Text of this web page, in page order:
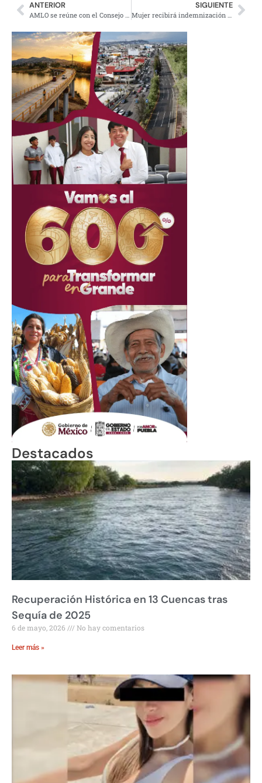
ANTERIOR
AMLO se reúne con el Consejo Mexicano de Negocios
SIGUIENTE
Mujer recibirá indemnización de Apple por difundir sus fotos íntimas
Destacados
Recuperación Histórica en 13 Cuencas tras
Sequía de 2025
6 de mayo, 2026 No hay comentarios
Leer más »